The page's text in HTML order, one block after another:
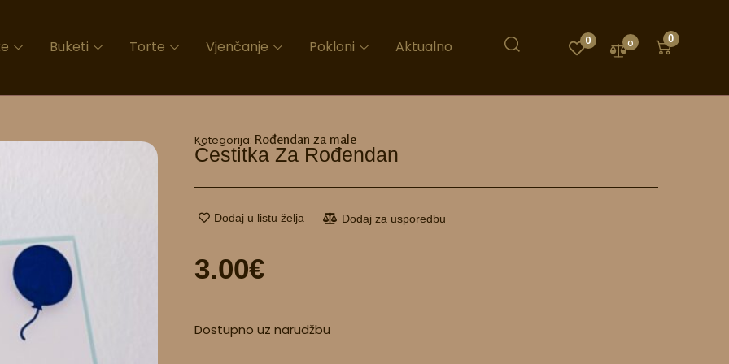
Buketi Torte Vjenčanje Pokloni Aktualno 0 0 0
Kategorija: Rođendan za male
Čestitka Za Rođendan
Dodaj u listu želja Dodaj za usporedbu
3.00€
Dostupno uz narudžbu
za